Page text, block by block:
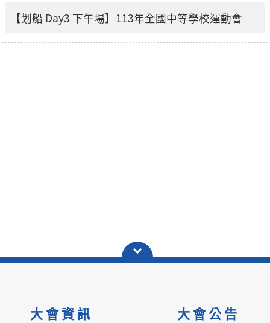
【划船 Day3 下午場】113年全國中等學校運動會
大會資訊 大會公告